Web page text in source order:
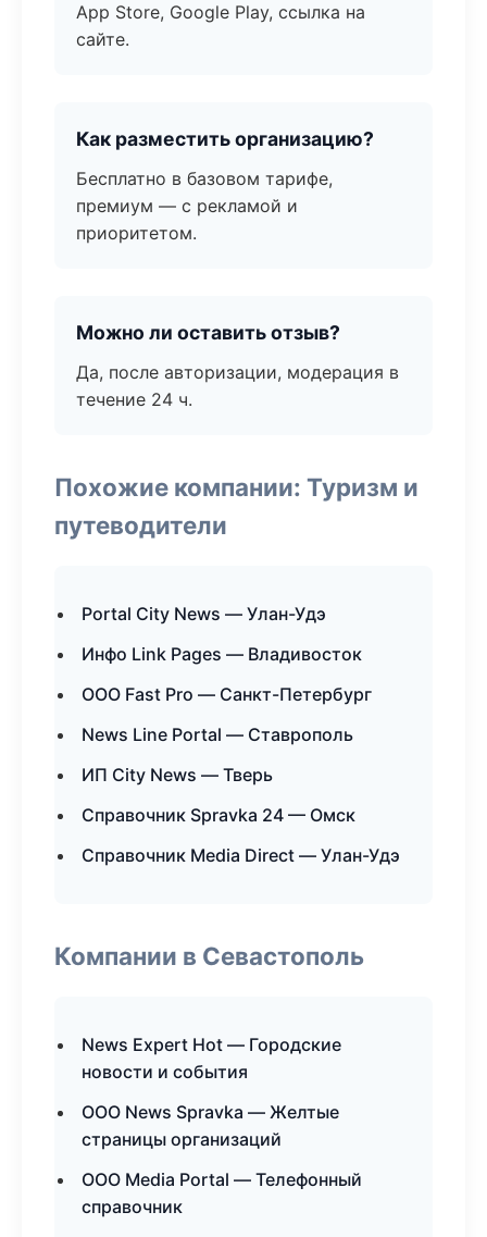
App Store, Google Play, ссылка на
сайте.
Как разместить организацию?
Бесплатно в базовом тарифе,
премиум — с рекламой и
приоритетом.
Можно ли оставить отзыв?
Да, после авторизации, модерация в
течение 24 ч.
Похожие компании: Туризм и
путеводители
Portal City News — Улан-Удэ
Инфо Link Pages — Владивосток
ООО Fast Pro — Санкт-Петербург
News Line Portal — Ставрополь
ИП City News — Тверь
Справочник Spravka 24 — Омск
Справочник Media Direct — Улан-Удэ
Компании в Севастополь
News Expert Hot — Городские
новости и события
ООО News Spravka — Желтые
страницы организаций
ООО Media Portal — Телефонный
справочник